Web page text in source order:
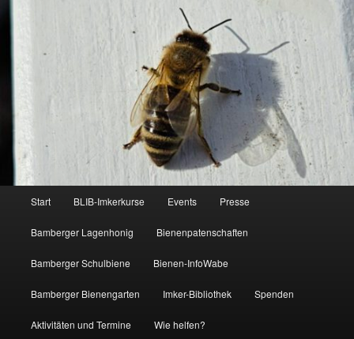
Start BLIB-Imkerkurse Events Presse
Bamberger Lagenhonig Bienenpatenschaften
Bamberger Schulbiene Bienen-InfoWabe
Bamberger Bienengarten Imker-Bibliothek Spenden
Aktivitäten und Termine Wie helfen?